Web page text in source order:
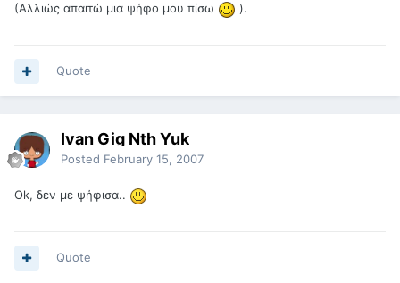
(Αλλιώς απαιτώ μια ψήφο μου πίσω
).
Quote
Ivan Gig Nth Yuk
Posted February 15, 2007
Ok, δεν με ψήφισα..
Quote